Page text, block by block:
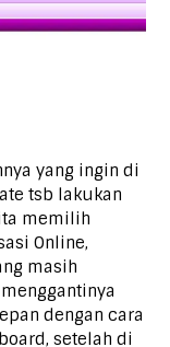
yang ingin di
tsb lakukan
memilih
Online,
masih
dengan cara
setelah di